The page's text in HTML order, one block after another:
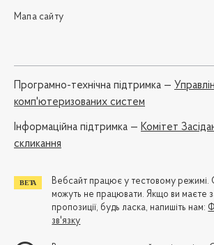
Мапа сайту
Програмно-технічна підтримка —
комп'ютеризованих систем
Iнформаційна підтримка — Комітет
скликання
Вебсайт працює у тестовому режимі.
можуть не працювати. Якщо ви маєте
пропозиції, будь ласка, напишіть нам:
зв'язку